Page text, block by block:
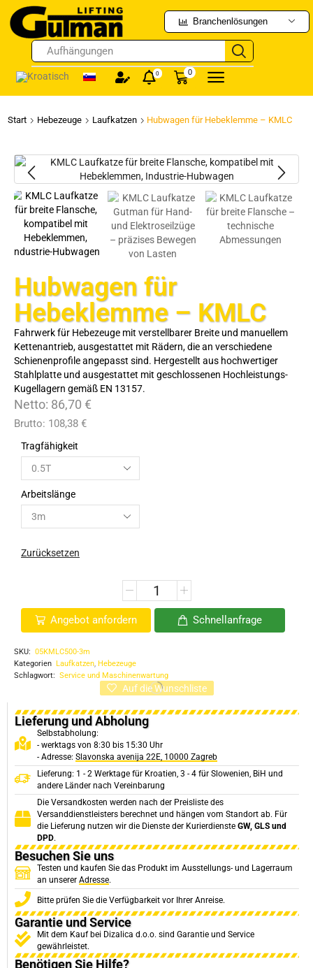
Branchenlösungen
Aufhängungen
0 0
Start Hebezeuge Laufkatzen Hubwagen für Hebeklemme – KMLC
Hubwagen für
Hebeklemme – KMLC
Fahrwerk für Hebezeuge mit verstellbarer Breite und manuellem
Kettenantrieb, ausgestattet mit Rädern, die an verschiedene
Schienenprofile angepasst sind. Hergestellt aus hochwertiger
Stahlplatte und ausgestattet mit geschlossenen Hochleistungs-
Kugellagern gemäß EN 13157.
Netto: 86,70 €
Brutto: 108,38 €
Tragfähigkeit
Arbeitslänge
Zurücksetzen
Angebot anfordern Schnellanfrage
SKU: 05KMLC500-3m
Kategorien Laufkatzen, Hebezeuge
Schlagwort: Service und Maschinenwartung
Auf die Wunschliste
Lieferung und Abholung
Selbstabholung:
- werktags von 8:30 bis 15:30 Uhr
- Adresse: Slavonska avenija 22E, 10000 Zagreb
Lieferung: 1 - 2 Werktage für Kroatien, 3 - 4 für Slowenien, BiH und
andere Länder nach Vereinbarung
Die Versandkosten werden nach der Preisliste des
Versanddienstleisters berechnet und hängen vom Standort ab. Für
die Lieferung nutzen wir die Dienste der Kurierdienste GW, GLS und
DPD.
Besuchen Sie uns
Testen und kaufen Sie das Produkt im Ausstellungs- und Lagerraum
an unserer Adresse.
Bitte prüfen Sie die Verfügbarkeit vor Ihrer Anreise.
Garantie und Service
Mit dem Kauf bei Dizalica d.o.o. sind Garantie und Service
gewährleistet.
Benötigen Sie Hilfe?